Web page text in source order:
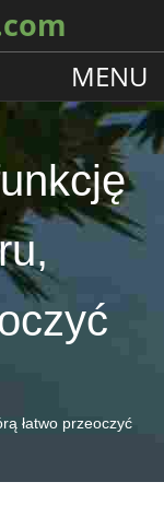
MENU
łatwo przeoczyć